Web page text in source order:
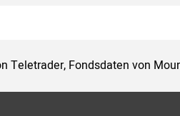
Teletrader, Fondsdaten von